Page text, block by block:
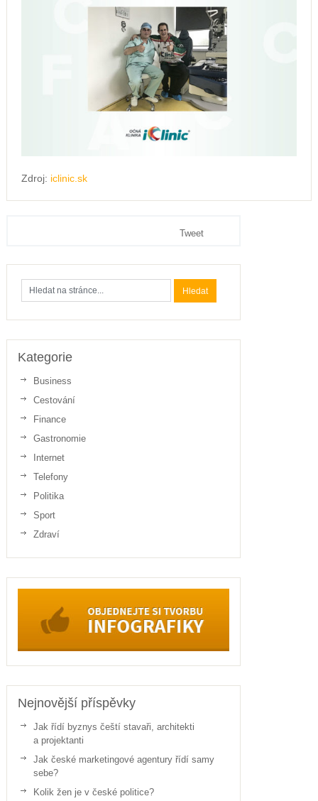
Zdroj: iclinic.sk
Tweet
Kategorie
Business
Cestování
Finance
Gastronomie
Internet
Telefony
Politika
Sport
Zdraví
Nejnovější příspěvky
Jak řídí byznys čeští stavaři, architekti
a projektanti
Jak české marketingové agentury řídí samy
sebe?
Kolik žen je v české politice?